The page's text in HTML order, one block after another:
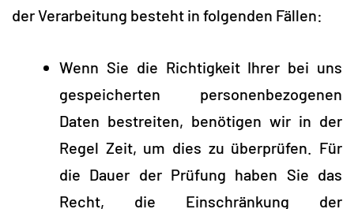
der Verarbeitung besteht in folgenden Fällen:
Wenn Sie die Richtigkeit Ihrer bei uns
gespeicherten personenbezogenen
Daten bestreiten, benötigen wir in der
Regel Zeit, um dies zu überprüfen. Für
die Dauer der Prüfung haben Sie das
Recht, die Einschränkung der